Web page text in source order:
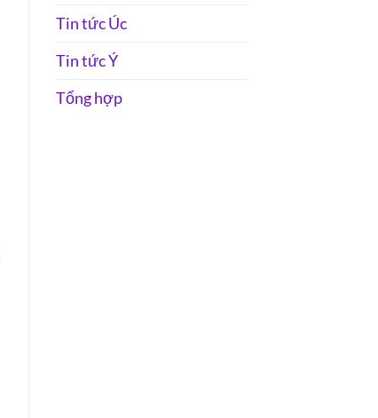
Tin tức Úc
Tin tức Ý
Tổng hợp